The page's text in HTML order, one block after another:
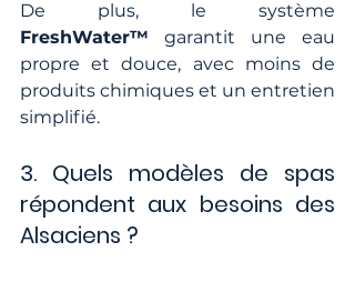
FreshWater™ garantit une eau
propre et douce, avec moins de
produits chimiques et un entretien
simplifié.
3. Quels modèles de spas
répondent aux besoins des
Alsaciens ?